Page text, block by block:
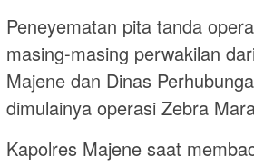
Peneyematan pita tanda
masing-masing perwakilan
Majene dan Dinas
dimulainya operasi Zebra
Kapolres Majene saat